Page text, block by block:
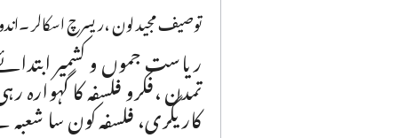
توصیف مجید لون ،ریسرچ اسکالر
ریاست جموں و کشمیر
تمدن ،فکرو فلسفہ کا
کاریگری، فلسفہ کون سا